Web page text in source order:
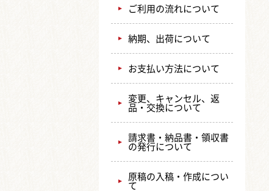
ご利用の流れについて
納期、出荷について
お支払い方法について
変更、キャンセル、返
品・交換について
請求書・納品書・領収書
の発行について
原稿の入稿・作成につい
て